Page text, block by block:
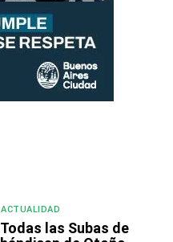
ACTUALIDAD
Todas las Subas de